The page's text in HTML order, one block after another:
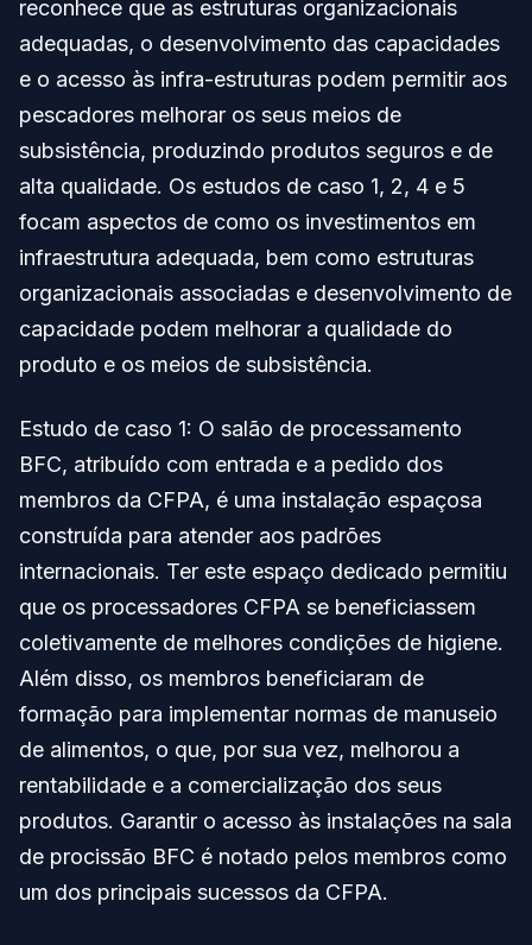
reconhece que as estruturas organizacionais
adequadas, o desenvolvimento das capacidades
e o acesso às infra-estruturas podem permitir aos
pescadores melhorar os seus meios de
subsistência, produzindo produtos seguros e de
alta qualidade. Os estudos de caso 1, 2, 4 e 5
focam aspectos de como os investimentos em
infraestrutura adequada, bem como estruturas
organizacionais associadas e desenvolvimento de
capacidade podem melhorar a qualidade do
produto e os meios de subsistência.
Estudo de caso 1: O salão de processamento
BFC, atribuído com entrada e a pedido dos
membros da CFPA, é uma instalação espaçosa
construída para atender aos padrões
internacionais. Ter este espaço dedicado permitiu
que os processadores CFPA se beneficiassem
coletivamente de melhores condições de higiene.
Além disso, os membros beneficiaram de
formação para implementar normas de manuseio
de alimentos, o que, por sua vez, melhorou a
rentabilidade e a comercialização dos seus
produtos. Garantir o acesso às instalações na sala
de procissão BFC é notado pelos membros como
um dos principais sucessos da CFPA.